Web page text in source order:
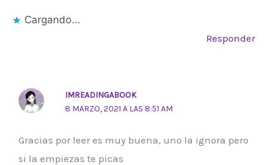
Cargando...
Responder
IMREADINGABOOK
8 MARZO, 2021 A LAS 8:51 AM
Gracias por leer es muy buena, uno la ignora pero
si la empiezas te picas